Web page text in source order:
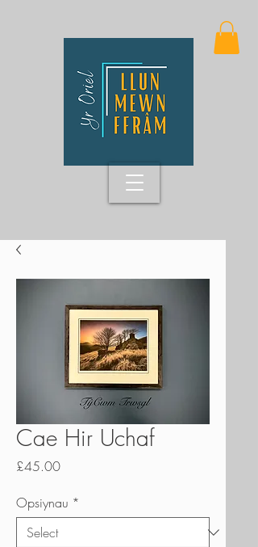
Cae Hir Uchaf
£45.00Price
Opsiynau *